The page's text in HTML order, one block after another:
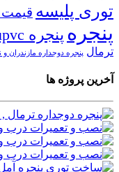
توری پلیسه قیمت
پنجره پنجره upvc
ترمال پنجره دوجداره مازندران
آخرین پروژه ها